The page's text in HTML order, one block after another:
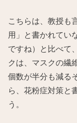
こちらは、教授も
用」と書かれてい
ですね）と比べて
クは、マスクの繊
個数が半分も減る
ら、花粉症対策と
う。